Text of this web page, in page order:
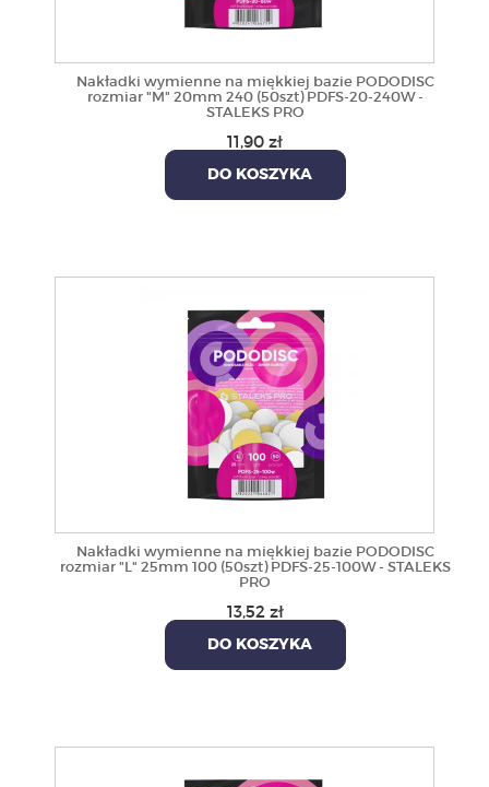
O NAS
Nakładki wymienne na miękkiej bazie PODODISC
rozmiar "M" 20mm 240 (50szt) PDFS-20-240W -
STALEKS PRO
11,90 zł
DO KOSZYKA
Nakładki wymienne na miękkiej bazie PODODISC
rozmiar "L" 25mm 100 (50szt) PDFS-25-100W - STALEKS
PRO
13,52 zł
DO KOSZYKA